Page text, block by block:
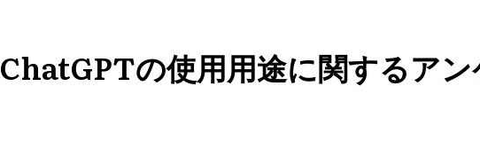
ChatGPTの使用用途に関するア